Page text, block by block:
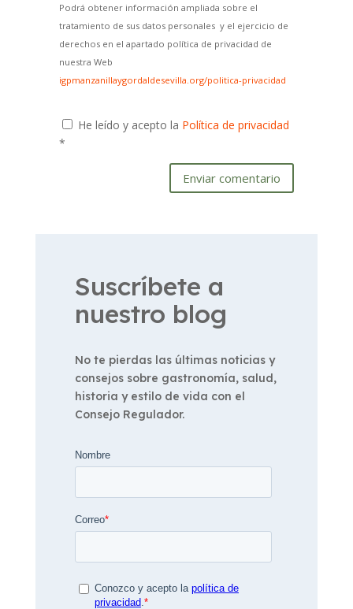
Podrá obtener información ampliada sobre el
tratamiento de sus datos personales y el ejercicio de
derechos en el apartado política de privacidad de
nuestra Web
igpmanzanillaygordaldesevilla.org/politica-privacidad
He leído y acepto la Política de privacidad
*
Enviar comentario
Suscríbete a
nuestro blog
No te pierdas las últimas noticias y
consejos sobre gastronomía, salud,
historia y estilo de vida con el
Consejo Regulador.